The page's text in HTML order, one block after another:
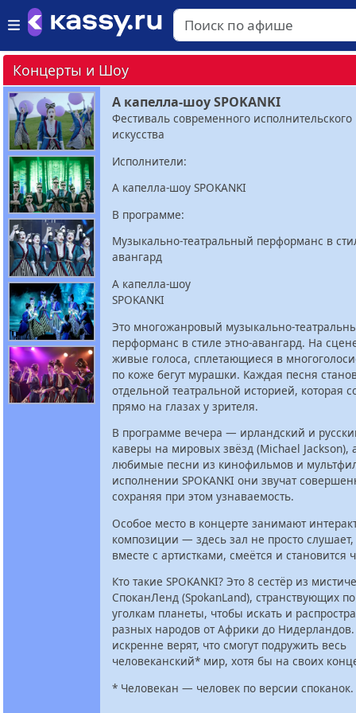
Концерты и Шоу
А капелла-шоу SPOKANKI
Фестиваль современного исполнительского
искусства
Исполнители:
А капелла-шоу SPOKANKI
В программе:
Музыкально-театральный перформанс в
авангард
А капелла-шоу
SPOKANKI
Это многожанровый музыкально-
перформанс в стиле этно-авангард. На
живые голоса, сплетающиеся в
по коже бегут мурашки. Каждая песня
отдельной театральной историей, которая
прямо на глазах у зрителя.
В программе вечера — ирландский и
каверы на мировых звёзд (Michael Jackson),
любимые песни из кинофильмов и
исполнении SPOKANKI они звучат
сохраняя при этом узнаваемость.
Особое место в концерте занимают
композиции — здесь зал не просто слушает,
вместе с артистками, смеётся и становится
Кто такие SPOKANKI? Это 8 сестёр из
СпоканЛенд (SpokanLand), странствующих
уголкам планеты, чтобы искать и
разных народов от Африки до
искренне верят, что смогут подружить весь
человеканский* мир, хотя бы на своих
* Человекан — человек по версии споканок.